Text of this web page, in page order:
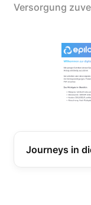
Versorgung
Journeys in